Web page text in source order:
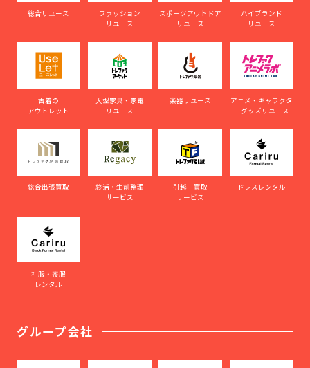
総合リユース
ファッション
リユース
スポーツアウトドア
リユース
ハイブランド
リユース
古着の
アウトレット
大型家具・家電
リユース
楽器リユース
アニメ・キャラクタ
ーグッズリユース
総合出張買取
終活・生前整理
サービス
引越＋買取
サービス
ドレスレンタル
礼服・喪服
レンタル
グループ会社